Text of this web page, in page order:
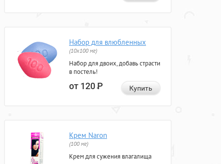
Набор для влюбленных
(10х100 мг)
Набор для двоих, добавь страсти
в постель!
от 120Р Купить
Крем Naron
(100 мг)
Крем для сужения влагалища